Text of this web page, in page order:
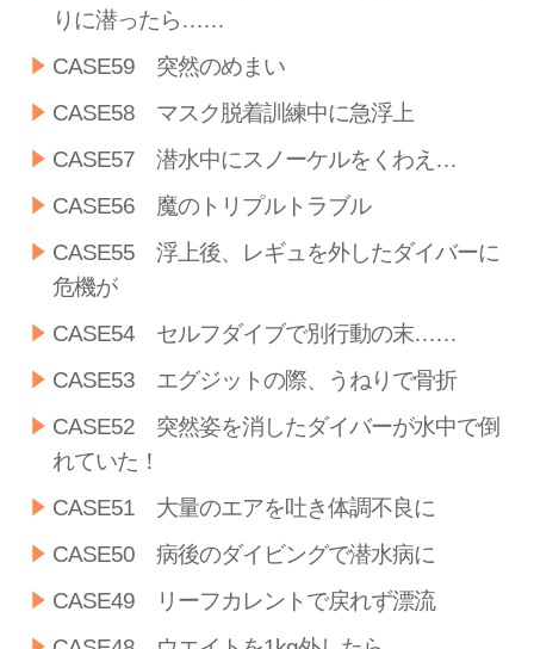
りに潜ったら……
CASE59 突然のめまい
CASE58 マスク脱着訓練中に急浮上
CASE57 潜水中にスノーケルをくわえ…
CASE56 魔のトリプルトラブル
CASE55 浮上後、レギュを外したダイバーに
危機が
CASE54 セルフダイブで別行動の末……
CASE53 エグジットの際、うねりで骨折
CASE52 突然姿を消したダイバーが水中で倒
れていた！
CASE51 大量のエアを吐き体調不良に
CASE50 病後のダイビングで潜水病に
CASE49 リーフカレントで戻れず漂流